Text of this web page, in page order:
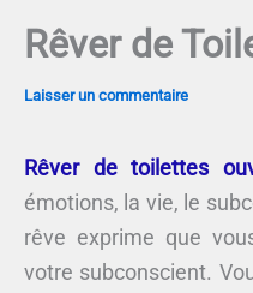
Rêver de
Laisser un commentaire
Rêver de toilettes
émotions, la vie, le
rêve exprime que
votre subconscient.